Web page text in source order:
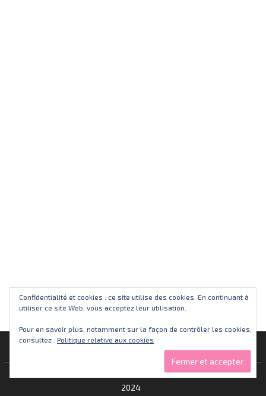
Confidentialité et cookies : ce site utilise des cookies. En continuant à
utiliser ce site Web, vous acceptez leur utilisation.
Pour en savoir plus, notamment sur la façon de contrôler les cookies,
consultez : Politique relative aux cookies
Alkaswaba.fr - 2013 -
2024